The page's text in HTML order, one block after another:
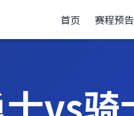
首页 赛程预告